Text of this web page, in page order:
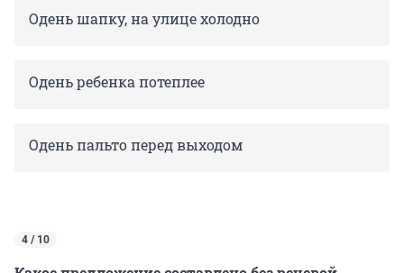
Одень шапку, на улице холодно
Одень ребенка потеплее
Одень пальто перед выходом
4 / 10